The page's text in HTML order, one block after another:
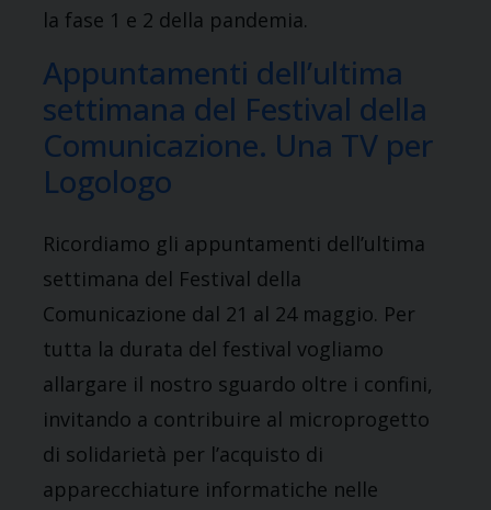
la fase 1 e 2 della pandemia.
Appuntamenti dell’ultima
settimana del Festival della
Comunicazione. Una TV per
Logologo
Ricordiamo gli appuntamenti dell’ultima
settimana del Festival della
Comunicazione dal 21 al 24 maggio. Per
tutta la durata del festival vogliamo
allargare il nostro sguardo oltre i confini,
invitando a contribuire al microprogetto
di solidarietà per l’acquisto di
apparecchiature informatiche nelle